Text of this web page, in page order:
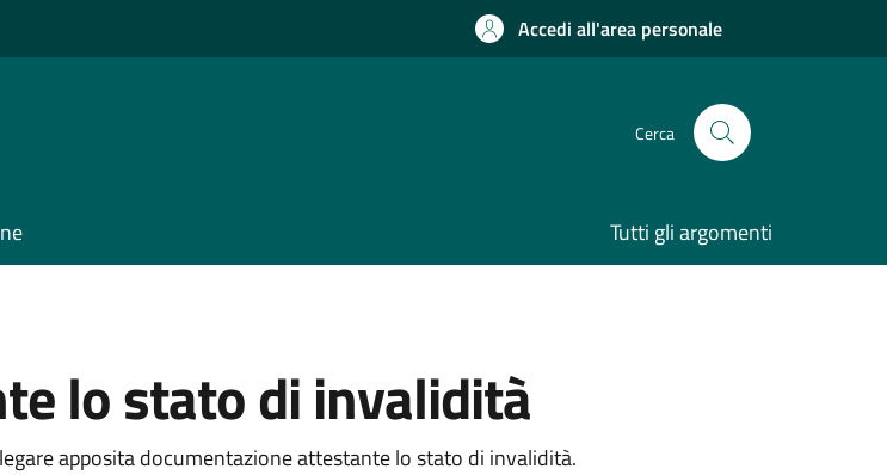
Accedi all'area personale
Cerca
Tutti gli argomenti
lo stato di invalidità
apposita documentazione attestante lo stato di invalidità.